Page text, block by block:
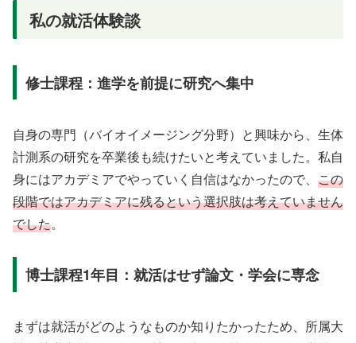
私の就活体験談
修士課程：進学を前提に研究へ集中
自身の専門（バイオイメージング分野）と興味から、生体
計測系の研究を卒業後も続けたいと考えていました。私自
身にはアカデミアでやっていく自信はなかったので、 この
段階ではアカデミアに残るという選択肢は考えていません
でした。
博士課程1年目：就活はせず論文・学会に専念
まずは就活がどのようなものか知りたかったため、所属大